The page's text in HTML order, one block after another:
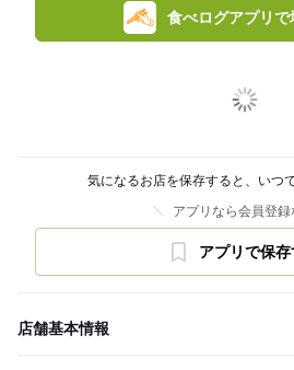
食べログアプリで
気になるお店を保存すると、いつ
アプリなら会員登録
アプリで保存
店舗基本情報